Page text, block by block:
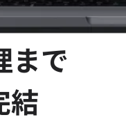
まで
結